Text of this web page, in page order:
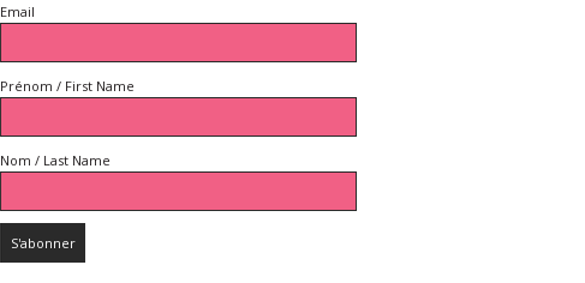
Email
Prénom / First Name
Nom / Last Name